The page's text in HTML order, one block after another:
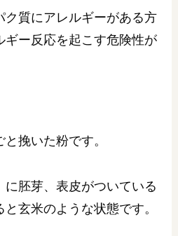
ク質にアレルギーがある方
ギー反応を起こす危険性が
挽いた粉です。
胚芽、表皮がついている
玄米のような状態です。